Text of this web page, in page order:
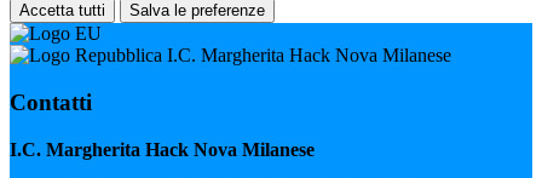
Accetta tutti Salva le preferenze
I.C. Margherita Hack Nova Milanese
Contatti
I.C. Margherita Hack Nova Milanese